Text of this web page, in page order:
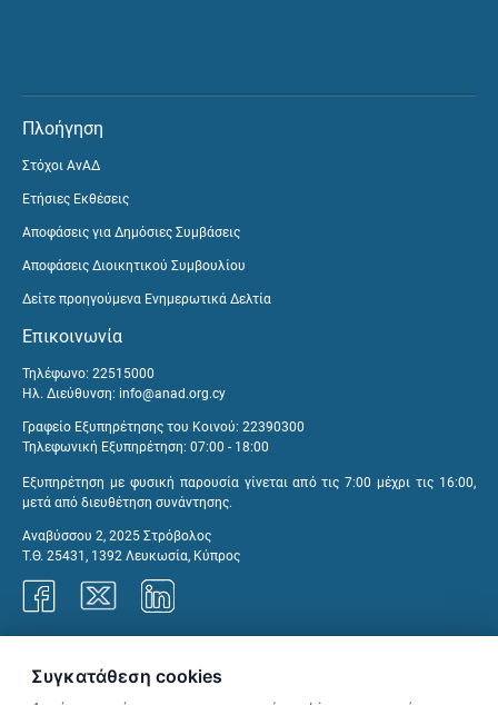
Πλοήγηση
Στόχοι ΑνΑΔ
Ετήσιες Εκθέσεις
Αποφάσεις για Δημόσιες Συμβάσεις
Αποφάσεις Διοικητικού Συμβουλίου
Δείτε προηγούμενα Ενημερωτικά Δελτία
Επικοινωνία
Τηλέφωνο: 22515000
Ηλ. Διεύθυνση: info@anad.org.cy
Γραφείο Εξυπηρέτησης του Κοινού: 22390300
Τηλεφωνική Εξυπηρέτηση: 07:00 - 18:00
Εξυπηρέτηση με φυσική παρουσία γίνεται από τις 7:00 μέχρι τις 16:00,
μετά από διευθέτηση συνάντησης.
Αναβύσσου 2, 2025 Στρόβολος
Τ.Θ. 25431, 1392 Λευκωσία, Κύπρος
Συγκατάθεση cookies